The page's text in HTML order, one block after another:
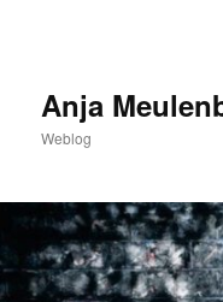
inhoudAnja
Weblog